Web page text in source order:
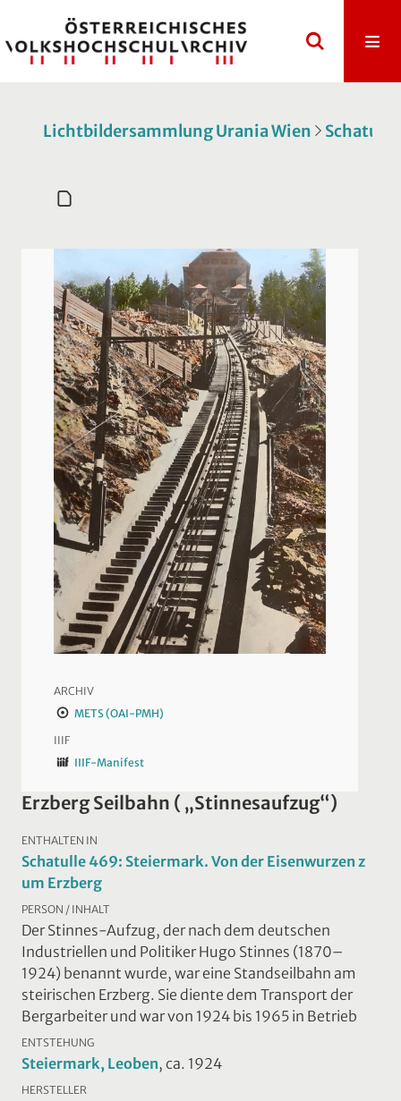
Lichtbildersammlung Urania Wien
ARCHIV
METS (OAI-PMH)
IIIF
IIIF-Manifest
Erzberg Seilbahn ( „Stinnesaufzug“)
ENTHALTEN IN
Schatulle 469: Steiermark. Von der Eisenwurzen z
um Erzberg
PERSON / INHALT
Der Stinnes-Aufzug, der nach dem deutschen
Industriellen und Politiker Hugo Stinnes (1870–
1924) benannt wurde, war eine Standseilbahn am
steirischen Erzberg. Sie diente dem Transport der
Bergarbeiter und war von 1924 bis 1965 in Betrieb
ENTSTEHUNG
Steiermark, Leoben, ca. 1924
HERSTELLER